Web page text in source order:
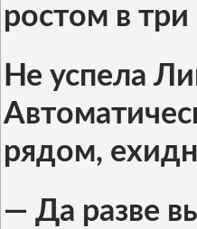
ростом в
Не успела
рядом,
— Да разве